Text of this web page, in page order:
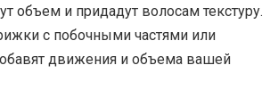
объем и придадут волосам текстуру.
с побочными частями или
движения и объема вашей